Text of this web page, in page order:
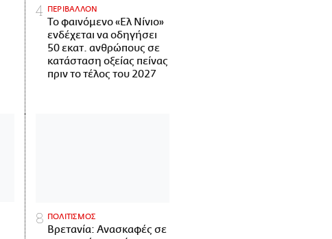
ΠΕΡΙΒΑΛΛΟΝ
Το φαινόμενο «Ελ Νίνιο»
ενδέχεται να οδηγήσει
50 εκατ. ανθρώπους σε
κατάσταση οξείας πείνας
πριν το τέλος του 2027
ΠΟΛΙΤΙΣΜΟΣ
Βρετανία: Ανασκαφές σε